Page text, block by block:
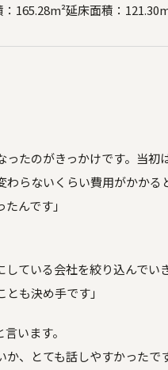
165.28m²延床面積：
たのがきっかけです。当初
らないくらい費用がかかる
んです」
ている会社を絞り込んでい
も決め手です」
います。
か、とても話しやすかったで